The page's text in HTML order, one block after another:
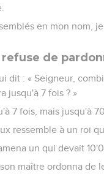
en mon nom,
de
dit : « Seigneur,
jusqu'à 7 fois ? »
7 fois, mais jusqu'à
ressemble à un roi
un qui devait
maître ordonna de